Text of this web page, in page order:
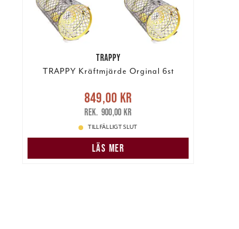
TRAPPY
TRAPPY Kräftmjärde Orginal 6st
Nuvarande pris
849,00 krTidigare pris
900,00 kr
849,00 kr
900,00 kr
TILLFÄLLIGT SLUT
LÄS MER